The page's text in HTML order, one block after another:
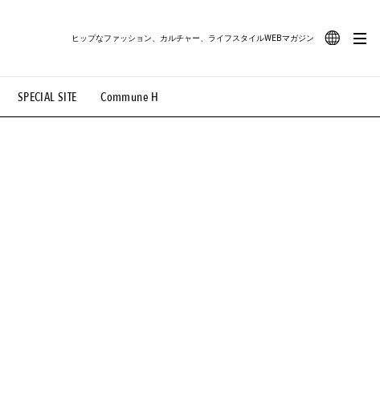
SPECIAL SITE Commune H
ヒップなファッション、カルチャー、ライフスタイルWEBマガジン
#路地裏てぃーん。 #MONTHLY JOURNAL
#MOVIE #LIFESTYLE #SNEAKER #OUTDOOR